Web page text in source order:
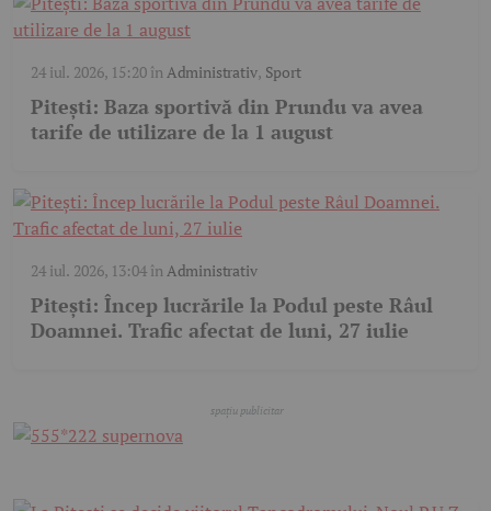
24 iul. 2026, 15:20înAdministrativ, Sport
Pitești: Baza sportivă din Prundu va avea
tarife de utilizare de la 1 august
24 iul. 2026, 13:04înAdministrativ
Pitești: Încep lucrările la Podul peste Râul
Doamnei. Trafic afectat de luni, 27 iulie